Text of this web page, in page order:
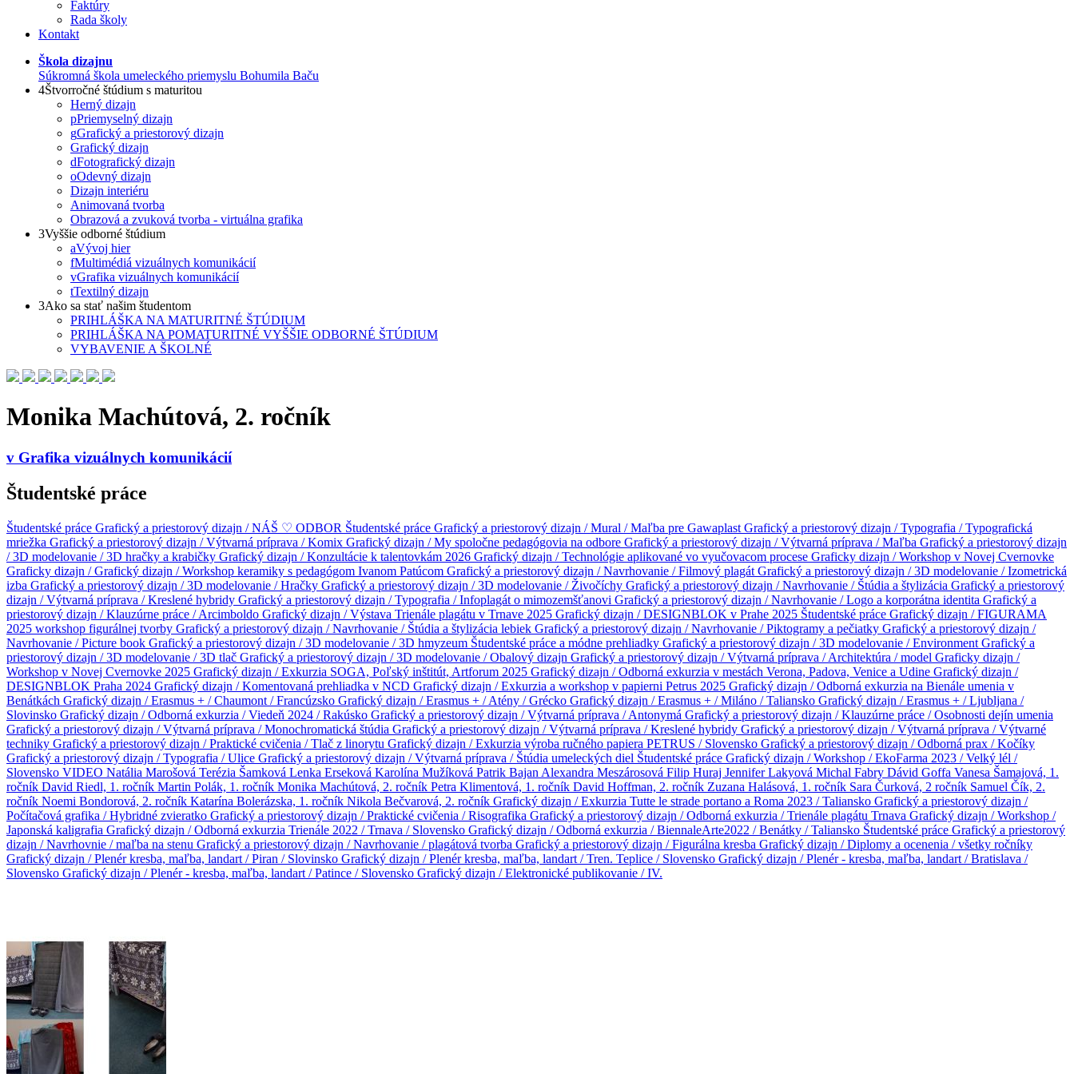
Faktúry
Rada školy
Kontakt
Škola dizajnu
Súkromná škola umeleckého priemyslu Bohumila Baču
4Štvorročné štúdium s maturitou
Herný dizajn
pPriemyselný dizajn
gGrafický a priestorový dizajn
Grafický dizajn
dFotografický dizajn
oOdevný dizajn
Dizajn interiéru
Animovaná tvorba
Obrazová a zvuková tvorba - virtuálna grafika
3Vyššie odborné štúdium
aVývoj hier
fMultimédiá vizuálnych komunikácií
vGrafika vizuálnych komunikácií
tTextilný dizajn
3Ako sa stať našim študentom
PRIHLÁŠKA NA MATURITNÉ ŠTÚDIUM
PRIHLÁŠKA NA POMATURITNÉ VYŠŠIE ODBORNÉ ŠTÚDIUM
VYBAVENIE A ŠKOLNÉ
Monika Machútová, 2. ročník
v Grafika vizuálnych komunikácií
Študentské práce
Študentské práce Grafický a priestorový dizajn / NÁŠ ♡ ODBOR Študentské práce Grafický a priestorový dizajn / Mural / Maľba pre Gawaplast Grafický a priestorový dizajn / Typografia / Typografická
mriežka Grafický a priestorový dizajn / Výtvarná príprava / Komix Grafický dizajn / My spoločne pedagógovia na odbore Grafický a priestorový dizajn / Výtvarná príprava / Maľba Grafický a priestorový dizajn
/ 3D modelovanie / 3D hračky a krabičky Grafický dizajn / Konzultácie k talentovkám 2026 Grafický dizajn / Technológie aplikované vo vyučovacom procese Graficky dizajn / Workshop v Novej Cvernovke
Graficky dizajn /Grafický dizajn / Workshop keramiky s pedagógom Ivanom Patúcom Grafický a priestorový dizajn / Navrhovanie / Filmový plagát Grafický a priestorový dizajn / 3D modelovanie / Izometrická
izba Grafický a priestorový dizajn / 3D modelovanie / Hračky Grafický a priestorový dizajn / 3D modelovanie / Živočíchy Grafický a priestorový dizajn / Navrhovanie / Štúdia a štylizácia Grafický a priestorový
dizajn / Výtvarná príprava / Kreslené hybridy Grafický a priestorový dizajn / Typografia / Infoplagát o mimozemšťanovi Grafický a priestorový dizajn / Navrhovanie / Logo a korporátna identita Grafický a
priestorový dizajn / Klauzúrne práce / Arcimboldo Grafický dizajn / Výstava Trienále plagátu v Trnave 2025 Grafický dizajn / DESIGNBLOK v Prahe 2025 Študentské práce Grafický dizajn / FIGURAMA
2025 workshop figurálnej tvorby Grafický a priestorový dizajn / Navrhovanie / Štúdia a štylizácia lebiek Grafický a priestorový dizajn / Navrhovanie / Piktogramy a pečiatky Grafický a priestorový dizajn /
Navrhovanie / Picture book Grafický a priestorový dizajn / 3D modelovanie / 3D hmyzeum Študentské práce a módne prehliadky Grafický a priestorový dizajn / 3D modelovanie / Environment Grafický a
priestorový dizajn / 3D modelovanie / 3D tlač Grafický a priestorový dizajn / 3D modelovanie / Obalový dizajn Grafický a priestorový dizajn / Výtvarná príprava / Architektúra / model Graficky dizajn /
Workshop v Novej Cvernovke 2025 Grafický dizajn / Exkurzia SOGA, Poľský inštitút, Artforum 2025 Grafický dizajn / Odborná exkurzia v mestách Verona, Padova, Venice a Udine Grafický dizajn /
DESIGNBLOK Praha 2024 Grafický dizajn / Komentovaná prehliadka v NCD Grafický dizajn / Exkurzia a workshop v papierni Petrus 2025 Grafický dizajn / Odborná exkurzia na Bienále umenia v
Benátkách Grafický dizajn / Erasmus + / Chaumont / Francúzsko Grafický dizajn / Erasmus + / Atény / Grécko Grafický dizajn / Erasmus + / Miláno / Taliansko Grafický dizajn / Erasmus + / Ljubljana /
Slovinsko Grafický dizajn / Odborná exkurzia / Viedeň 2024 / Rakúsko Grafický a priestorový dizajn / Výtvarná príprava / Antonymá Grafický a priestorový dizajn / Klauzúrne práce / Osobnosti dejín umenia
Grafický a priestorový dizajn / Výtvarná príprava / Monochromatická štúdia Grafický a priestorový dizajn / Výtvarná príprava / Kreslené hybridy Grafický a priestorový dizajn / Výtvarná príprava / Výtvarné
techniky Grafický a priestorový dizajn / Praktické cvičenia / Tlač z linorytu Grafický dizajn / Exkurzia výroba ručného papiera PETRUS / Slovensko Grafický a priestorový dizajn / Odborná prax / Kočíky
Grafický a priestorový dizajn / Typografia / Ulice Grafický a priestorový dizajn / Výtvarná príprava / Štúdia umeleckých diel Študentské práce Grafický dizajn / Workshop / EkoFarma 2023 / Velký lél /
Slovensko VIDEO Natália Marošová Terézia Šamková Lenka Erseková Karolína Mužíková Patrik Bajan Alexandra Meszárosová Filip Huraj Jennifer Lakyová Michal Fabry Dávid Goffa Vanesa Šamajová, 1.
ročník David Riedl, 1. ročník Martin Polák, 1. ročník Monika Machútová, 2. ročník Petra Klimentová, 1. ročník David Hoffman, 2. ročník Zuzana Halásová, 1. ročník Sara Čurková, 2 ročník Samuel Čík, 2.
ročník Noemi Bondorová, 2. ročník Katarína Bolerázska, 1. ročník Nikola Bečvarová, 2. ročník Grafický dizajn / Exkurzia Tutte le strade portano a Roma 2023 / Taliansko Grafický a priestorový dizajn /
Počítačová grafika / Hybridné zvieratko Grafický a priestorový dizajn / Praktické cvičenia / Risografika Grafický a priestorový dizajn / Odborná exkurzia / Trienále plagátu Trnava Grafický dizajn / Workshop /
Japonská kaligrafia Grafický dizajn / Odborná exkurzia Trienále 2022 / Trnava / Slovensko Grafický dizajn / Odborná exkurzia / BiennaleArte2022 / Benátky / Taliansko Študentské práce Grafický a priestorový
dizajn / Navrhovnie / maľba na stenu Grafický a priestorový dizajn / Navrhovanie / plagátová tvorba Grafický a priestorový dizajn / Figurálna kresba Grafický dizajn / Diplomy a ocenenia / všetky ročníky
Grafický dizajn / Plenér kresba, maľba, landart / Piran / Slovinsko Grafický dizajn / Plenér kresba, maľba, landart / Tren. Teplice / Slovensko Grafický dizajn / Plenér - kresba, maľba, landart / Bratislava /
Slovensko Grafický dizajn / Plenér - kresba, maľba, landart / Patince / Slovensko Grafický dizajn / Elektronické publikovanie / IV.